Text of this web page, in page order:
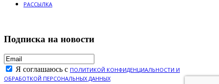
РАССЫЛКА
Подписка на новости
Я соглашаюсь с ПОЛИТИКОЙ КОНФИДЕНЦИАЛЬНОСТИ И
ОБРАБОТКОЙ ПЕРСОНАЛЬНЫХ ДАННЫХ